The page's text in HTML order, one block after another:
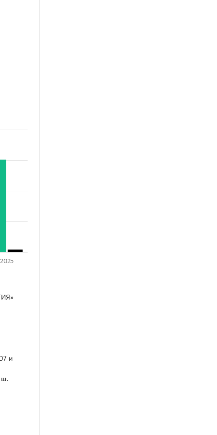
и
ш.